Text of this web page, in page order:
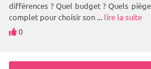
différences ? Quel budget ? Quels
complet pour choisir son ... lire la suite
0